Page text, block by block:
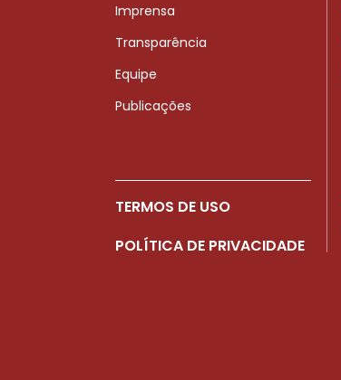
Imprensa
Transparência
Equipe
Publicações
TERMOS DE USO
POLÍTICA DE PRIVACIDADE